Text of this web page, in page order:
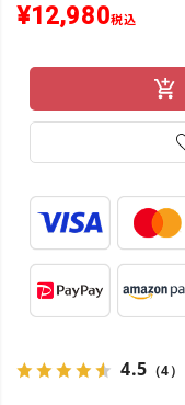
¥12,980税込
4.5 （4）